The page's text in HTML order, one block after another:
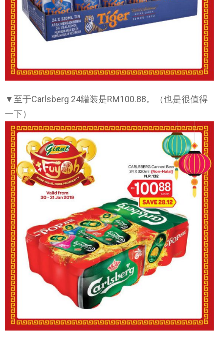
▼至于Carlsberg 24罐装是RM100.88。（也是很值得
一下）